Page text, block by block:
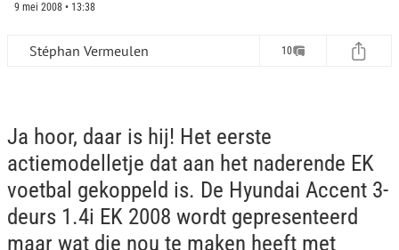
9 mei 2008 • 13:38
Stéphan Vermeulen 10
Ja hoor, daar is hij! Het eerste
actiemodelletje dat aan het naderende EK
voetbal gekoppeld is. De Hyundai Accent 3-
deurs 1.4i EK 2008 wordt gepresenteerd
maar wat die nou te maken heeft met